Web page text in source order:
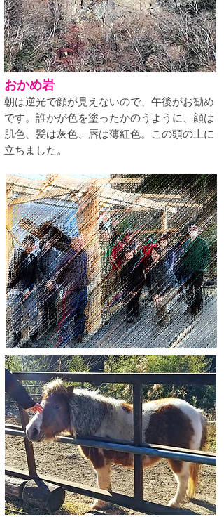
おかめ岩
朝は逆光で顔が見えないので、 ​午後がお勧め
です。誰かが色を塗ったかのうように、顔は
肌色、髪は灰色、唇は薄紅色。
この頭の上に
立ちました。